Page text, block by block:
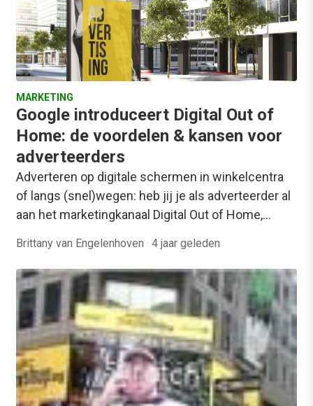
MARKETING
Google introduceert Digital Out of
Home: de voordelen & kansen voor
adverteerders
Adverteren op digitale schermen in winkelcentra
of langs (snel)wegen: heb jij je als adverteerder al
aan het marketingkanaal Digital Out of Home,…
Brittany van Engelenhoven · 4 jaar geleden